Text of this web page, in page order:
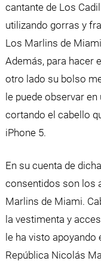
cantante de Los
utilizando gorras y
Los Marlins de
Además, para hacer
otro lado su bolso
le puede observar
cortando el cabello
iPhone 5.
En su cuenta de
consentidos son los
Marlins de Miami.
la vestimenta y
le ha visto apoyando
República Nicolás